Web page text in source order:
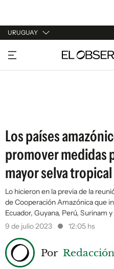
URUGUAY
URUGUAY
ARGENTINA
Los países
promover medidas
mayor selva tropical
Lo hicieron en la previa de la
de Cooperación Amazónica que
Ecuador, Guyana, Perú, Surinam
9 de julio 2023
12:05 hs
Por Redacción